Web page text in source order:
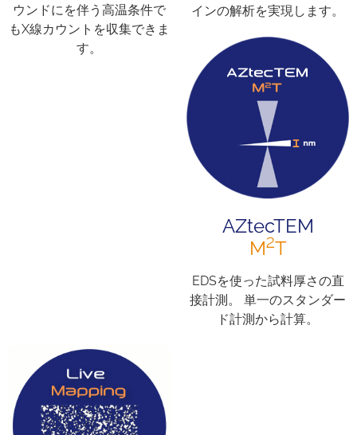
ウンドにを伴う高温条件で
もX線カウントを収集できま
す。
インの解析を実現します。
AZtecTEM
M2T
EDSを使った試料厚さの直
接計測。 単一のスタンダー
ド計測から計算。